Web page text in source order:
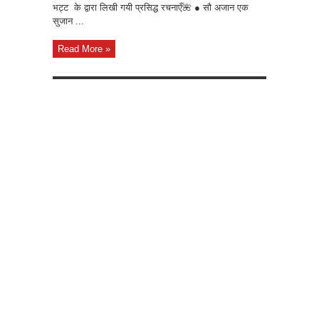
भट्ट के द्वारा लिखी गयी प्रसिद्ध रचनाएँ🌺 ● सौ अजान एक
सुजान ...
Read More »